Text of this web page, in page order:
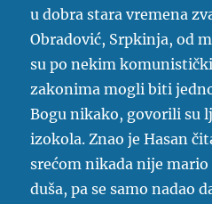
u dobra stara vremena
Obradović, Srpkinja, od
su po nekim
zakonima mogli biti
Bogu nikako, govorili su
izokola. Znao je Hasan
srećom nikada nije
duša, pa se samo nadao